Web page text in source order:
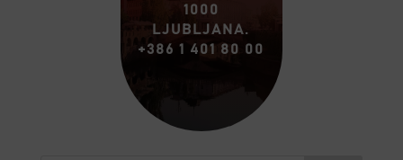
1000
LJUBLJANA.
+386 1 401 80 00